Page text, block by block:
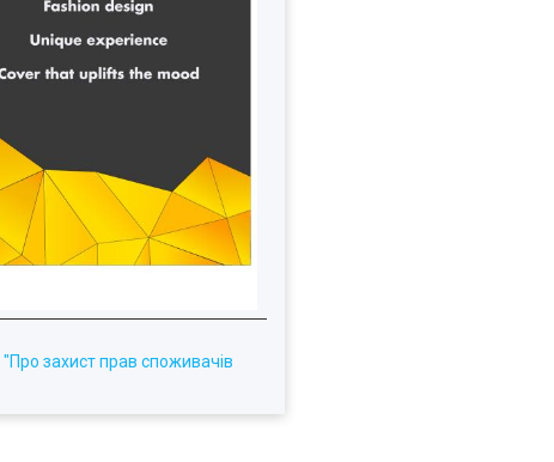
"Про захист прав споживачів